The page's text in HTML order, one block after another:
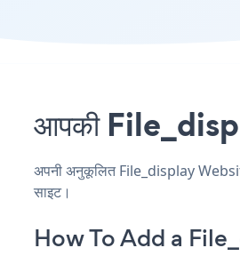
आपकी
अपनी अनुकूलित File_display
साइट।
How To Add a